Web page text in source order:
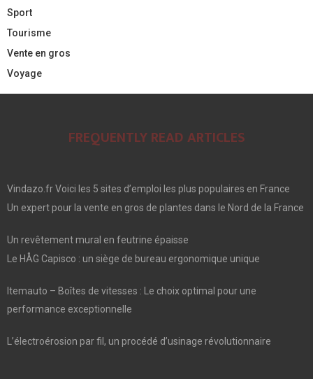
Sport
Tourisme
Vente en gros
Voyage
FREQUENTLY READ ARTICLES
Vindazo.fr Voici les 5 sites d’emploi les plus populaires en France
Un expert pour la vente en gros de plantes dans le Nord de la France
Un revêtement mural en feutrine épaisse
Le HÅG Capisco : un siège de bureau ergonomique unique
Itemauto – Boîtes de vitesses : Le choix optimal pour une
performance exceptionnelle
L’électroérosion par fil, un procédé d’usinage révolutionnaire